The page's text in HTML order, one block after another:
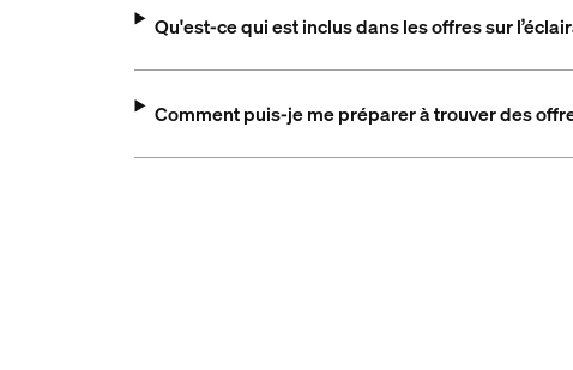
Qu'est-ce qui est inclus dans les offres sur
Comment puis-je me préparer à trouver des